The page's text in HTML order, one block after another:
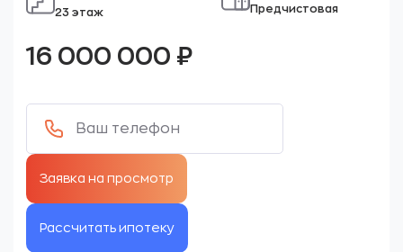
23 этаж Предчистовая
16 000 000 ₽
Рассчитать ипотеку